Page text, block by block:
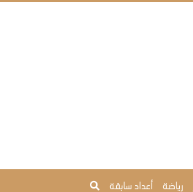
رياضة أعداد سابقة